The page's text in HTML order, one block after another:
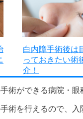
白内障手術後は
っておきたい術
介！
術ができる病院・眼
術を行えるので、入